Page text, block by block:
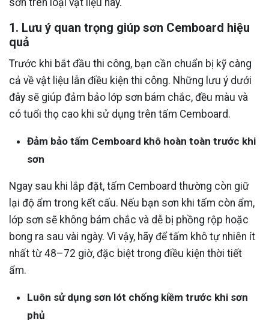
1. Lưu ý quan trọng giúp sơn Cemboard hiệu
quả
Trước khi bắt đầu thi công, bạn cần chuẩn bị kỹ càng
cả về vật liệu lẫn điều kiện thi công. Những lưu ý dưới
đây sẽ giúp đảm bảo lớp sơn bám chắc, đều màu và
có tuổi thọ cao khi sử dụng trên tấm Cemboard.
Đảm bảo tấm Cemboard khô hoàn toàn trước khi
sơn
Ngay sau khi lắp đặt, tấm Cemboard thường còn giữ
lại độ ẩm trong kết cấu. Nếu bạn sơn khi tấm còn ẩm,
lớp sơn sẽ không bám chắc và dễ bị phồng rộp hoặc
bong ra sau vài ngày. Vì vậy, hãy để tấm khô tự nhiên ít
nhất từ 48–72 giờ, đặc biệt trong điều kiện thời tiết
ẩm.
Luôn sử dụng sơn lót chống kiềm trước khi sơn
phủ